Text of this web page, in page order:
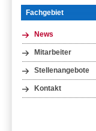
Fachgebiet
News
Mitarbeiter
Stellenangebote
Kontakt